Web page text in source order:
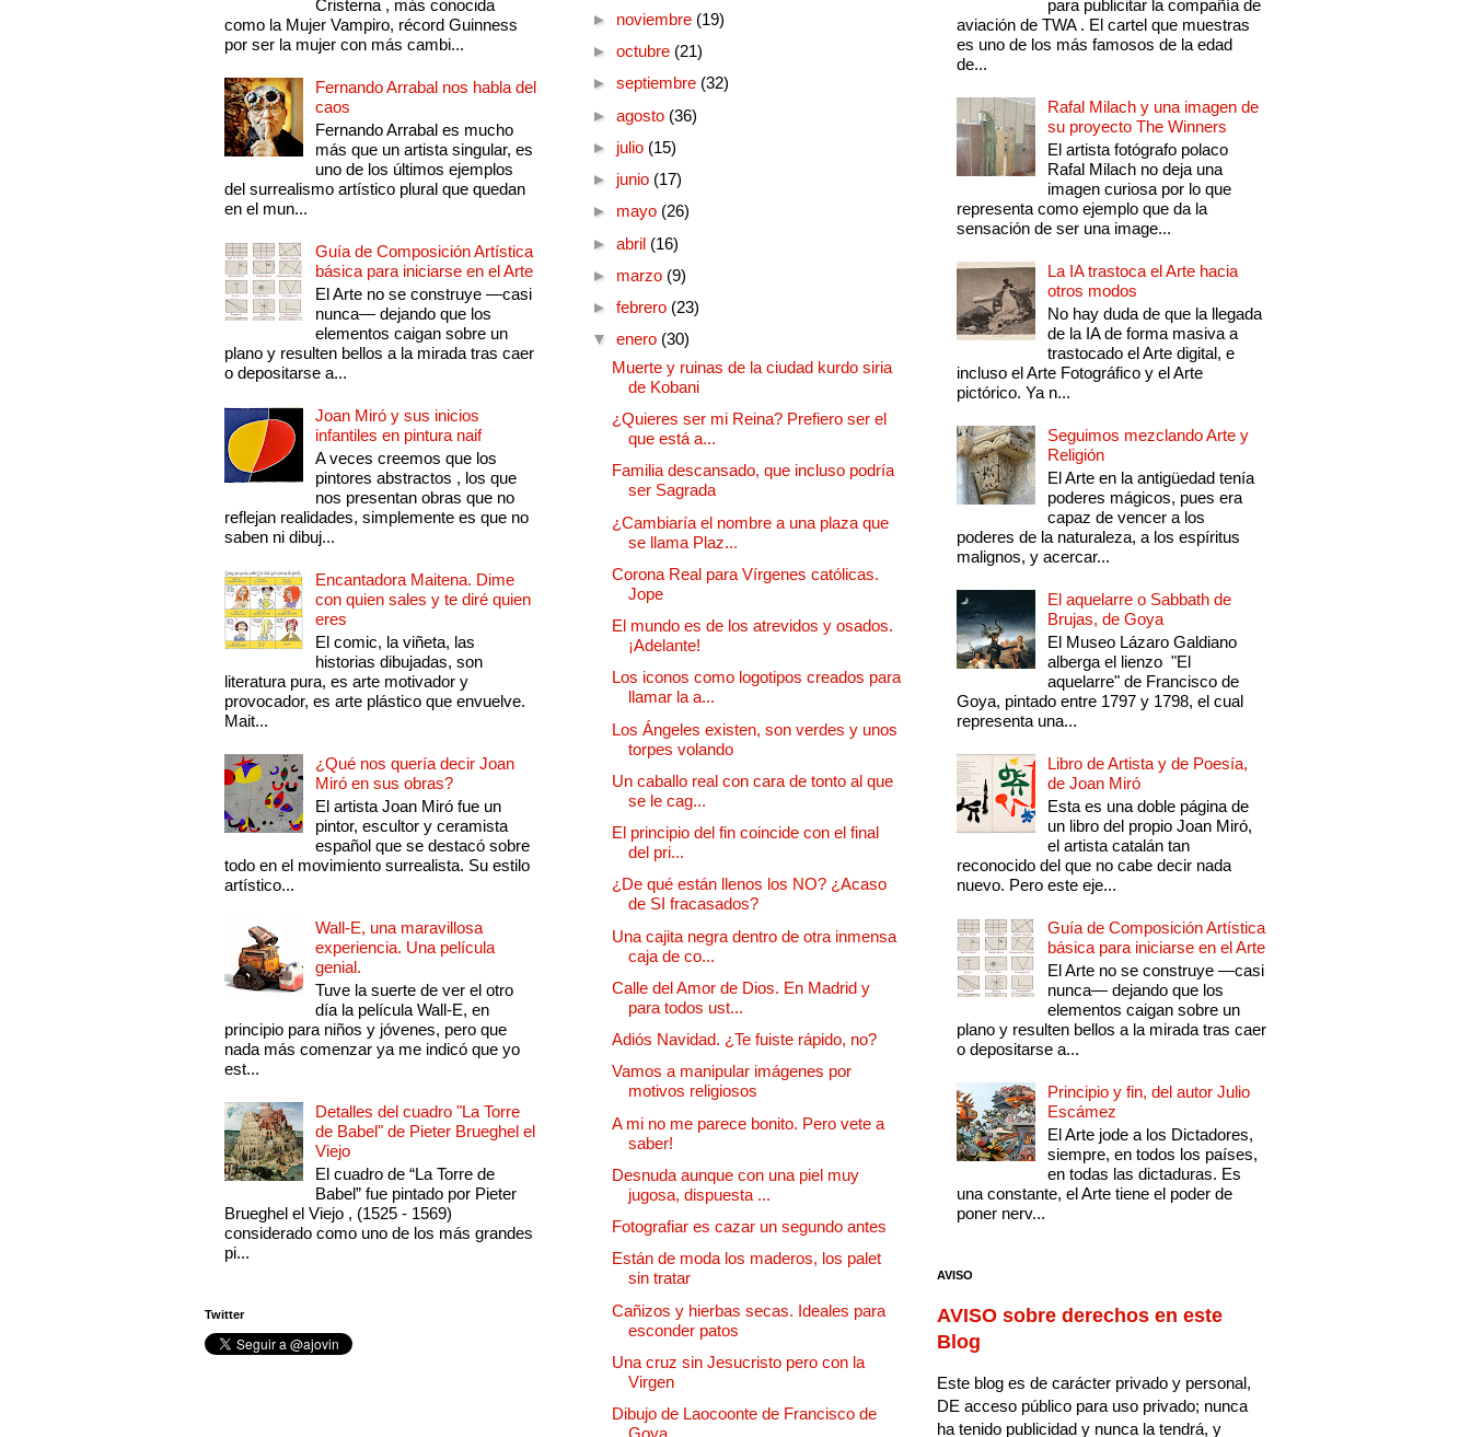
Cristerna , más conocida
como la Mujer Vampiro, récord Guinness
por ser la mujer con más cambi...
Fernando Arrabal nos habla del
caos
Fernando Arrabal es mucho
más que un artista singular, es
uno de los últimos ejemplos
del surrealismo artístico plural que quedan
en el mun...
Guía de Composición Artística
básica para iniciarse en el Arte
El Arte no se construye —casi
nunca— dejando que los
elementos caigan sobre un
plano y resulten bellos a la mirada tras caer
o depositarse a...
Joan Miró y sus inicios
infantiles en pintura naif
A veces creemos que los
pintores abstractos , los que
nos presentan obras que no
reflejan realidades, simplemente es que no
saben ni dibuj...
Encantadora Maitena. Dime
con quien sales y te diré quien
eres
El comic, la viñeta, las
historias dibujadas, son
literatura pura, es arte motivador y
provocador, es arte plástico que envuelve.
Mait...
¿Qué nos quería decir Joan
Miró en sus obras?
El artista Joan Miró fue un
pintor, escultor y ceramista
español que se destacó sobre
todo en el movimiento surrealista. Su estilo
artístico...
Wall-E, una maravillosa
experiencia. Una película
genial.
Tuve la suerte de ver el otro
día la película Wall-E, en
principio para niños y jóvenes, pero que
nada más comenzar ya me indicó que yo
est...
Detalles del cuadro "La Torre
de Babel" de Pieter Brueghel el
Viejo
El cuadro de “La Torre de
Babel” fue pintado por Pieter
Brueghel el Viejo , (1525 - 1569)
considerado como uno de los más grandes
pi...
Twitter
► noviembre (19)
► octubre (21)
► septiembre (32)
► agosto (36)
► julio (15)
► junio (17)
► mayo (26)
► abril (16)
► marzo (9)
► febrero (23)
▼ enero (30)
Muerte y ruinas de la ciudad kurdo siria
de Kobani
¿Quieres ser mi Reina? Prefiero ser el
que está a...
Familia descansado, que incluso podría
ser Sagrada
¿Cambiaría el nombre a una plaza que
se llama Plaz...
Corona Real para Vírgenes católicas.
Jope
El mundo es de los atrevidos y osados.
¡Adelante!
Los iconos como logotipos creados para
llamar la a...
Los Ángeles existen, son verdes y unos
torpes volando
Un caballo real con cara de tonto al que
se le cag...
El principio del fin coincide con el final
del pri...
¿De qué están llenos los NO? ¿Acaso
de SI fracasados?
Una cajita negra dentro de otra inmensa
caja de co...
Calle del Amor de Dios. En Madrid y
para todos ust...
Adiós Navidad. ¿Te fuiste rápido, no?
Vamos a manipular imágenes por
motivos religiosos
A mi no me parece bonito. Pero vete a
saber!
Desnuda aunque con una piel muy
jugosa, dispuesta ...
Fotografiar es cazar un segundo antes
Están de moda los maderos, los palet
sin tratar
Cañizos y hierbas secas. Ideales para
esconder patos
Una cruz sin Jesucristo pero con la
Virgen
Dibujo de Laocoonte de Francisco de
para publicitar la compañía de
aviación de TWA . El cartel que muestras
es uno de los más famosos de la edad
de...
Rafal Milach y una imagen de
su proyecto The Winners
El artista fotógrafo polaco
Rafal Milach no deja una
imagen curiosa por lo que
representa como ejemplo que da la
sensación de ser una image...
La IA trastoca el Arte hacia
otros modos
No hay duda de que la llegada
de la IA de forma masiva a
trastocado el Arte digital, e
incluso el Arte Fotográfico y el Arte
pictórico. Ya n...
Seguimos mezclando Arte y
Religión
El Arte en la antigüedad tenía
poderes mágicos, pues era
capaz de vencer a los
poderes de la naturaleza, a los espíritus
malignos, y acercar...
El aquelarre o Sabbath de
Brujas, de Goya
El Museo Lázaro Galdiano
alberga el lienzo "El
aquelarre" de Francisco de
Goya, pintado entre 1797 y 1798, el cual
representa una...
Libro de Artista y de Poesía,
de Joan Miró
Esta es una doble página de
un libro del propio Joan Miró,
el artista catalán tan
reconocido del que no cabe decir nada
nuevo. Pero este eje...
Guía de Composición Artística
básica para iniciarse en el Arte
El Arte no se construye —casi
nunca— dejando que los
elementos caigan sobre un
plano y resulten bellos a la mirada tras caer
o depositarse a...
Principio y fin, del autor Julio
Escámez
El Arte jode a los Dictadores,
siempre, en todos los países,
en todas las dictaduras. Es
una constante, el Arte tiene el poder de
poner nerv...
AVISO
AVISO sobre derechos en este
Blog
Este blog es de carácter privado y personal,
DE acceso público para uso privado; nunca
ha tenido publicidad y nunca la tendrá, y